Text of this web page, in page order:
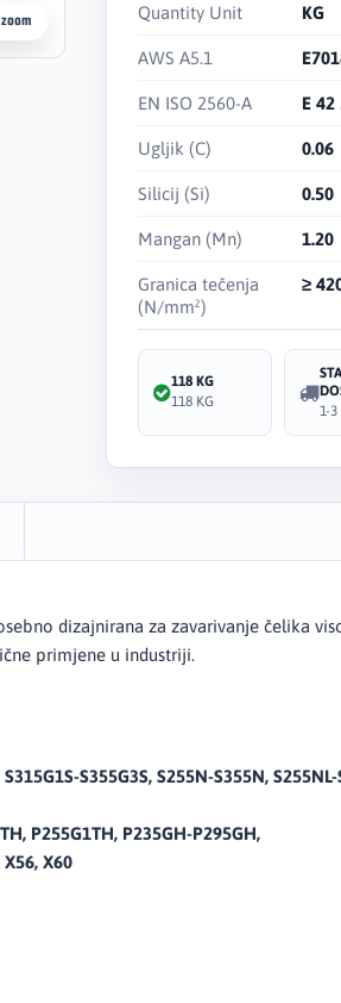
Quantity Unit KG
AWS A5.1
EN ISO 2560-A E 42
Ugljik (C) 0.06
Silicij (Si) 0.50
Mangan (Mn) 1.20
Granica tečenja
(N/mm²)
≥
118 KG
118 KG
1-
dizajnirana za zavarivanje čelika
primjene u industriji.
S355G3S, S255N-S355N,
P255G1TH, P235GH-P295GH,
X56, X60